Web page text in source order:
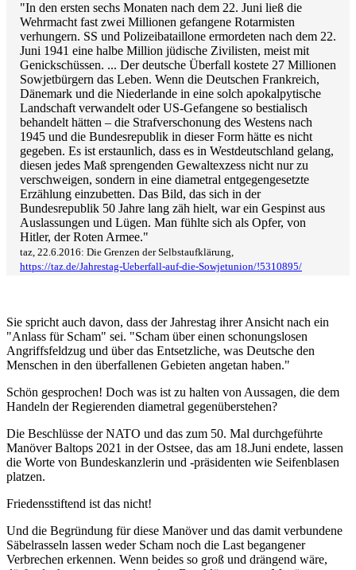
"In den ersten sechs Monaten nach dem 22. Juni ließ die
Wehrmacht fast zwei Millionen gefangene Rotarmisten
verhungern. SS und Polizeibataillone ermordeten nach dem 22.
Juni 1941 eine halbe Million jüdische Zivilisten, meist mit
Genickschüssen. ... Der deutsche Überfall kostete 27 Millionen
Sowjetbürgern das Leben. Wenn die Deutschen Frankreich,
Dänemark und die Niederlande in eine solch apokalpytische
Landschaft verwandelt oder US-Gefangene so bestialisch
behandelt hätten – die Strafverschonung des Westens nach
1945 und die Bundesrepublik in dieser Form hätte es nicht
gegeben. Es ist erstaunlich, dass es in Westdeutschland gelang,
diesen jedes Maß sprengenden Gewaltexzess nicht nur zu
verschweigen, sondern in eine diametral entgegengesetzte
Erzählung einzubetten. Das Bild, das sich in der
Bundesrepublik 50 Jahre lang zäh hielt, war ein Gespinst aus
Auslassungen und Lügen. Man fühlte sich als Opfer, von
Hitler, der Roten Armee."
taz, 22.6.2016: Die Grenzen der Selbstaufklärung,
https://taz.de/Jahrestag-Ueberfall-auf-die-Sowjetunion/!5310895/
Sie spricht auch davon, dass der Jahrestag ihrer Ansicht nach ein
"Anlass für Scham" sei. "Scham über einen schonungslosen
Angriffsfeldzug und über das Entsetzliche, was Deutsche den
Menschen in den überfallenen Gebieten angetan haben."
Schön gesprochen! Doch was ist zu halten von Aussagen, die dem
Handeln der Regierenden diametral gegenüberstehen?
Die Beschlüsse der NATO und das zum 50. Mal durchgeführte
Manöver Baltops 2021 in der Ostsee, das am 18.Juni endete, lassen
die Worte von Bundeskanzlerin und -präsidenten wie Seifenblasen
platzen.
Friedensstiftend ist das nicht!
Und die Begründung für diese Manöver und das damit verbundene
Säbelrasseln lassen weder Scham noch die Last begangener
Verbrechen erkennen. Wenn beides so groß und drängend wäre,